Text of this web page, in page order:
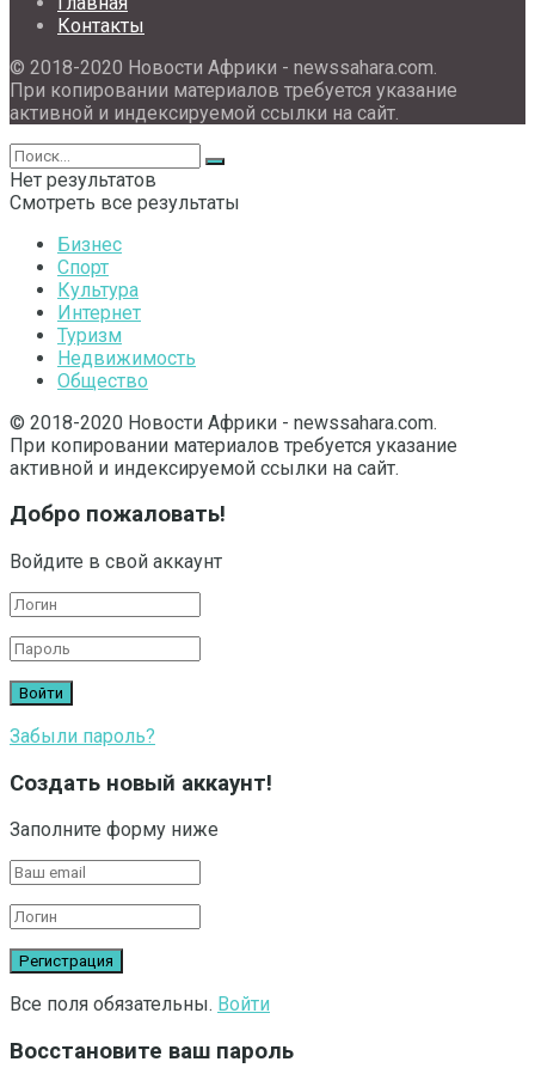
Контакты
© 2018-2020 Новости Африки - newssahara.com.
При копировании материалов требуется указание
активной и индексируемой ссылки на сайт.
Нет результатов
Смотреть все результаты
Бизнес
Спорт
Культура
Интернет
Туризм
Недвижимость
Общество
© 2018-2020 Новости Африки - newssahara.com.
При копировании материалов требуется указание
активной и индексируемой ссылки на сайт.
Добро пожаловать!
Войдите в свой аккаунт
Забыли пароль?
Создать новый аккаунт!
Заполните форму ниже
Все поля обязательны. Войти
Восстановите ваш пароль